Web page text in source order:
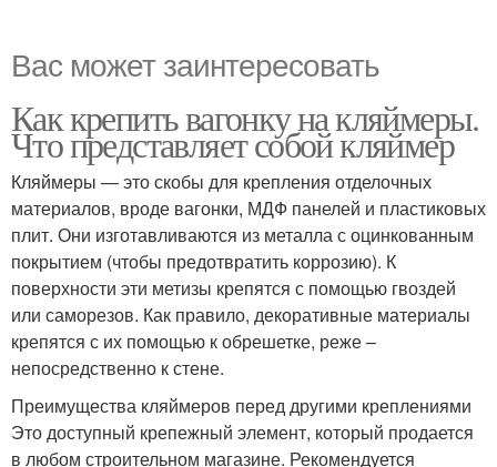
Вас может заинтересовать
Как крепить вагонку на кляймеры.
Что представляет собой кляймер
Кляймеры — это скобы для крепления отделочных
материалов, вроде вагонки, МДФ панелей и пластиковых
плит. Они изготавливаются из металла с оцинкованным
покрытием (чтобы предотвратить коррозию). К
поверхности эти метизы крепятся с помощью гвоздей
или саморезов. Как правило, декоративные материалы
крепятся с их помощью к обрешетке, реже –
непосредственно к стене.
Преимущества кляймеров перед другими креплениями
Это доступный крепежный элемент, который продается
в любом строительном магазине. Рекомендуется